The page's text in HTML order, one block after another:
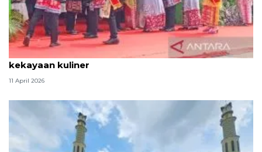
Tradisi hantaran Lebaran Betawi simbol bakti dan
kekayaan kuliner
11 April 2026